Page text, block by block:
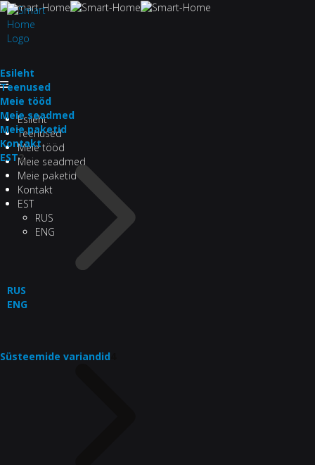
Esileht
Teenused
Meie tööd
Meie seadmed
Meie paketid
Kontakt
EST
RUS
ENG
Esileht
Teenused
Meie tööd
Meie seadmed
Meie paketid
Kontakt
EST2
RUS
ENG
Süsteemide variandid